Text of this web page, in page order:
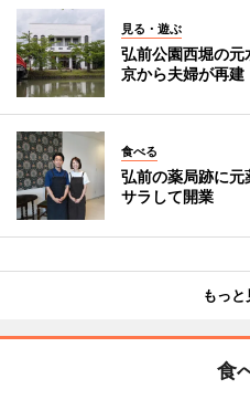
見る・遊ぶ
弘前公園西堀の
京から夫婦が再建
食べる
弘前の薬局跡に
サラして開業
もっと
食